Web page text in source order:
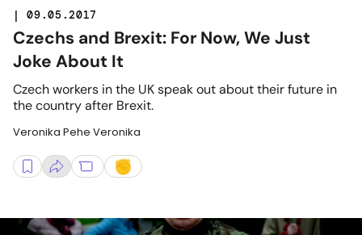
| 09.05.2017
Czechs and Brexit: For Now, We Just
Joke About It
Czech workers in the UK speak out about their future in
the country after Brexit.
Veronika Pehe Veronika